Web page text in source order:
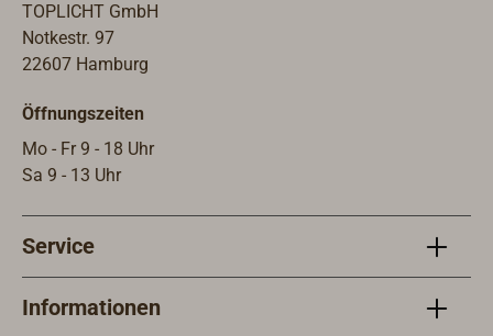
TOPLICHT GmbH
Notkestr. 97
22607 Hamburg
Öffnungszeiten
Mo - Fr 9 - 18 Uhr
Sa 9 - 13 Uhr
Service
Informationen